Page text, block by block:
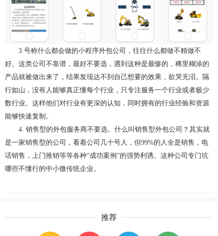
3.号称什么都会做的小程序外包公司，往往什么都做不精做不
好。这类公司不靠谱，最好不要选，遇到这种是最惨的，稀里糊涂的
产品就被做出来了，结果发现达不到自己想要的效果，欲哭无泪。隔
行如山，没有人能够真正懂每个行业，只专注服务一个行业或者极少
数行业。这样他们对行业有更深的认知，同时拥有的行业经验和资源
能够快速复制。
4. 销售型的外包服务商不要选。什么叫销售型外包公司？其实就
是一家销售型的公司，看着公司几十号人，但99%的人全是销售，电
话销售，上门推销等等各种“成功案例”的强势利诱。这种公司专门坑
哪些不懂行的中小微传统企业。
推荐